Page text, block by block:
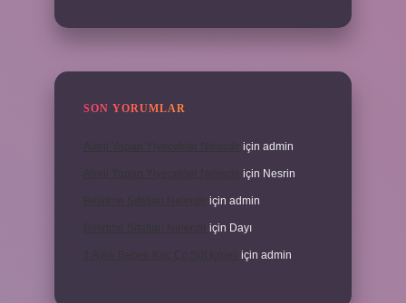
SON YORUMLAR
için admin
için Nesrin
için admin
için Dayı
1 Aylık Bebek Kaç Cc Süt Içmeli için admin